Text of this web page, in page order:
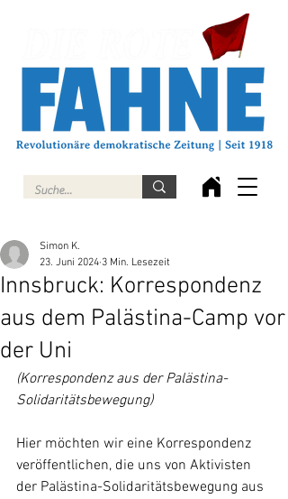
Innsbruck: Korrespondenz
aus dem Palästina-Camp vor
der Uni
Simon K.
23. Juni 2024 3 Min. Lesezeit
(Korrespondenz aus der Palästina-
Solidaritätsbewegung)
Hier möchten wir eine Korrespondenz
veröffentlichen, die uns von Aktivisten
der Palästina-Solidaritätsbewegung aus